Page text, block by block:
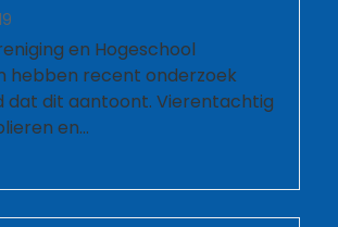
en Hogeschool
hebben recent onderzoek
dat dit aantoont. Vierentachtig
en…